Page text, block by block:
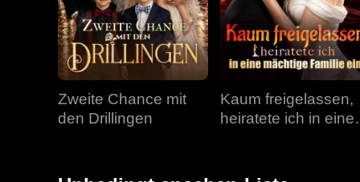
Zweite Chance mit
den Drillingen
Kaum freigelassen,
heiratete ich in eine